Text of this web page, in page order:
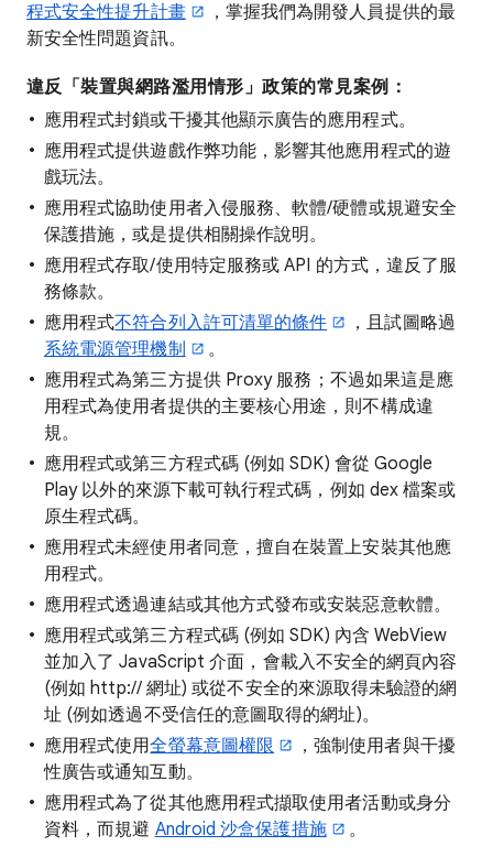
程式安全性提升計畫
，掌握我們為開發人員提供的最
新安全性問題資訊。
違反「裝置與網路濫用情形」政策的常見案例：
應用程式封鎖或干擾其他顯示廣告的應用程式。
應用程式提供遊戲作弊功能，影響其他應用程式的遊
戲玩法。
應用程式協助使用者入侵服務、軟體/硬體或規避安全
保護措施，或是提供相關操作說明。
應用程式存取/使用特定服務或 API 的方式，違反了服
務條款。
應用程式不符合列入許可清單的條件
，且試圖略過
系統電源管理機制
。
應用程式為第三方提供 Proxy 服務；不過如果這是應
用程式為使用者提供的主要核心用途，則不構成違
規。
應用程式或第三方程式碼 (例如 SDK) 會從 Google
Play 以外的來源下載可執行程式碼，例如 dex 檔案或
原生程式碼。
應用程式未經使用者同意，擅自在裝置上安裝其他應
用程式。
應用程式透過連結或其他方式發布或安裝惡意軟體。
應用程式或第三方程式碼 (例如 SDK) 內含 WebView
並加入了 JavaScript 介面，會載入不安全的網頁內容
(例如 http:// 網址) 或從不安全的來源取得未驗證的網
址 (例如透過不受信任的意圖取得的網址)。
應用程式使用全螢幕意圖權限
，強制使用者與干擾
性廣告或通知互動。
應用程式為了從其他應用程式擷取使用者活動或身分
資料，而規避 Android 沙盒保護措施
。